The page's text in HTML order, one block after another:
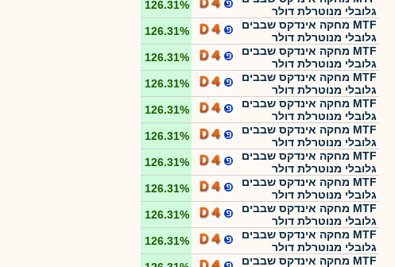
גלובלי מנוטרלת דולר
126.31%
MTF מחקה אינדקס שבבים
גלובלי מנוטרלת דולר
126.31%
MTF מחקה אינדקס שבבים
גלובלי מנוטרלת דולר
126.31%
MTF מחקה אינדקס שבבים
גלובלי מנוטרלת דולר
126.31%
MTF מחקה אינדקס שבבים
גלובלי מנוטרלת דולר
126.31%
MTF מחקה אינדקס שבבים
גלובלי מנוטרלת דולר
126.31%
MTF מחקה אינדקס שבבים
גלובלי מנוטרלת דולר
126.31%
MTF מחקה אינדקס שבבים
גלובלי מנוטרלת דולר
126.31%
MTF מחקה אינדקס שבבים
גלובלי מנוטרלת דולר
126.31%
MTF מחקה אינדקס שבבים
גלובלי מנוטרלת דולר
126.31%
MTF מחקה אינדקס שבבים